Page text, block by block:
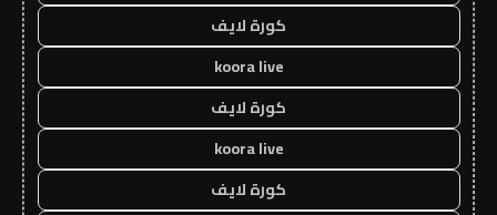
كورة لايف
koora live
كورة لايف
koora live
كورة لايف